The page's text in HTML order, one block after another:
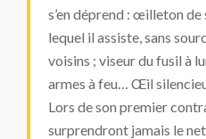
s’en déprend : œilleton
lequel il assiste, sans
voisins ; viseur du fusil à
armes à feu… Œil
Lors de son premier
surprendront jamais le